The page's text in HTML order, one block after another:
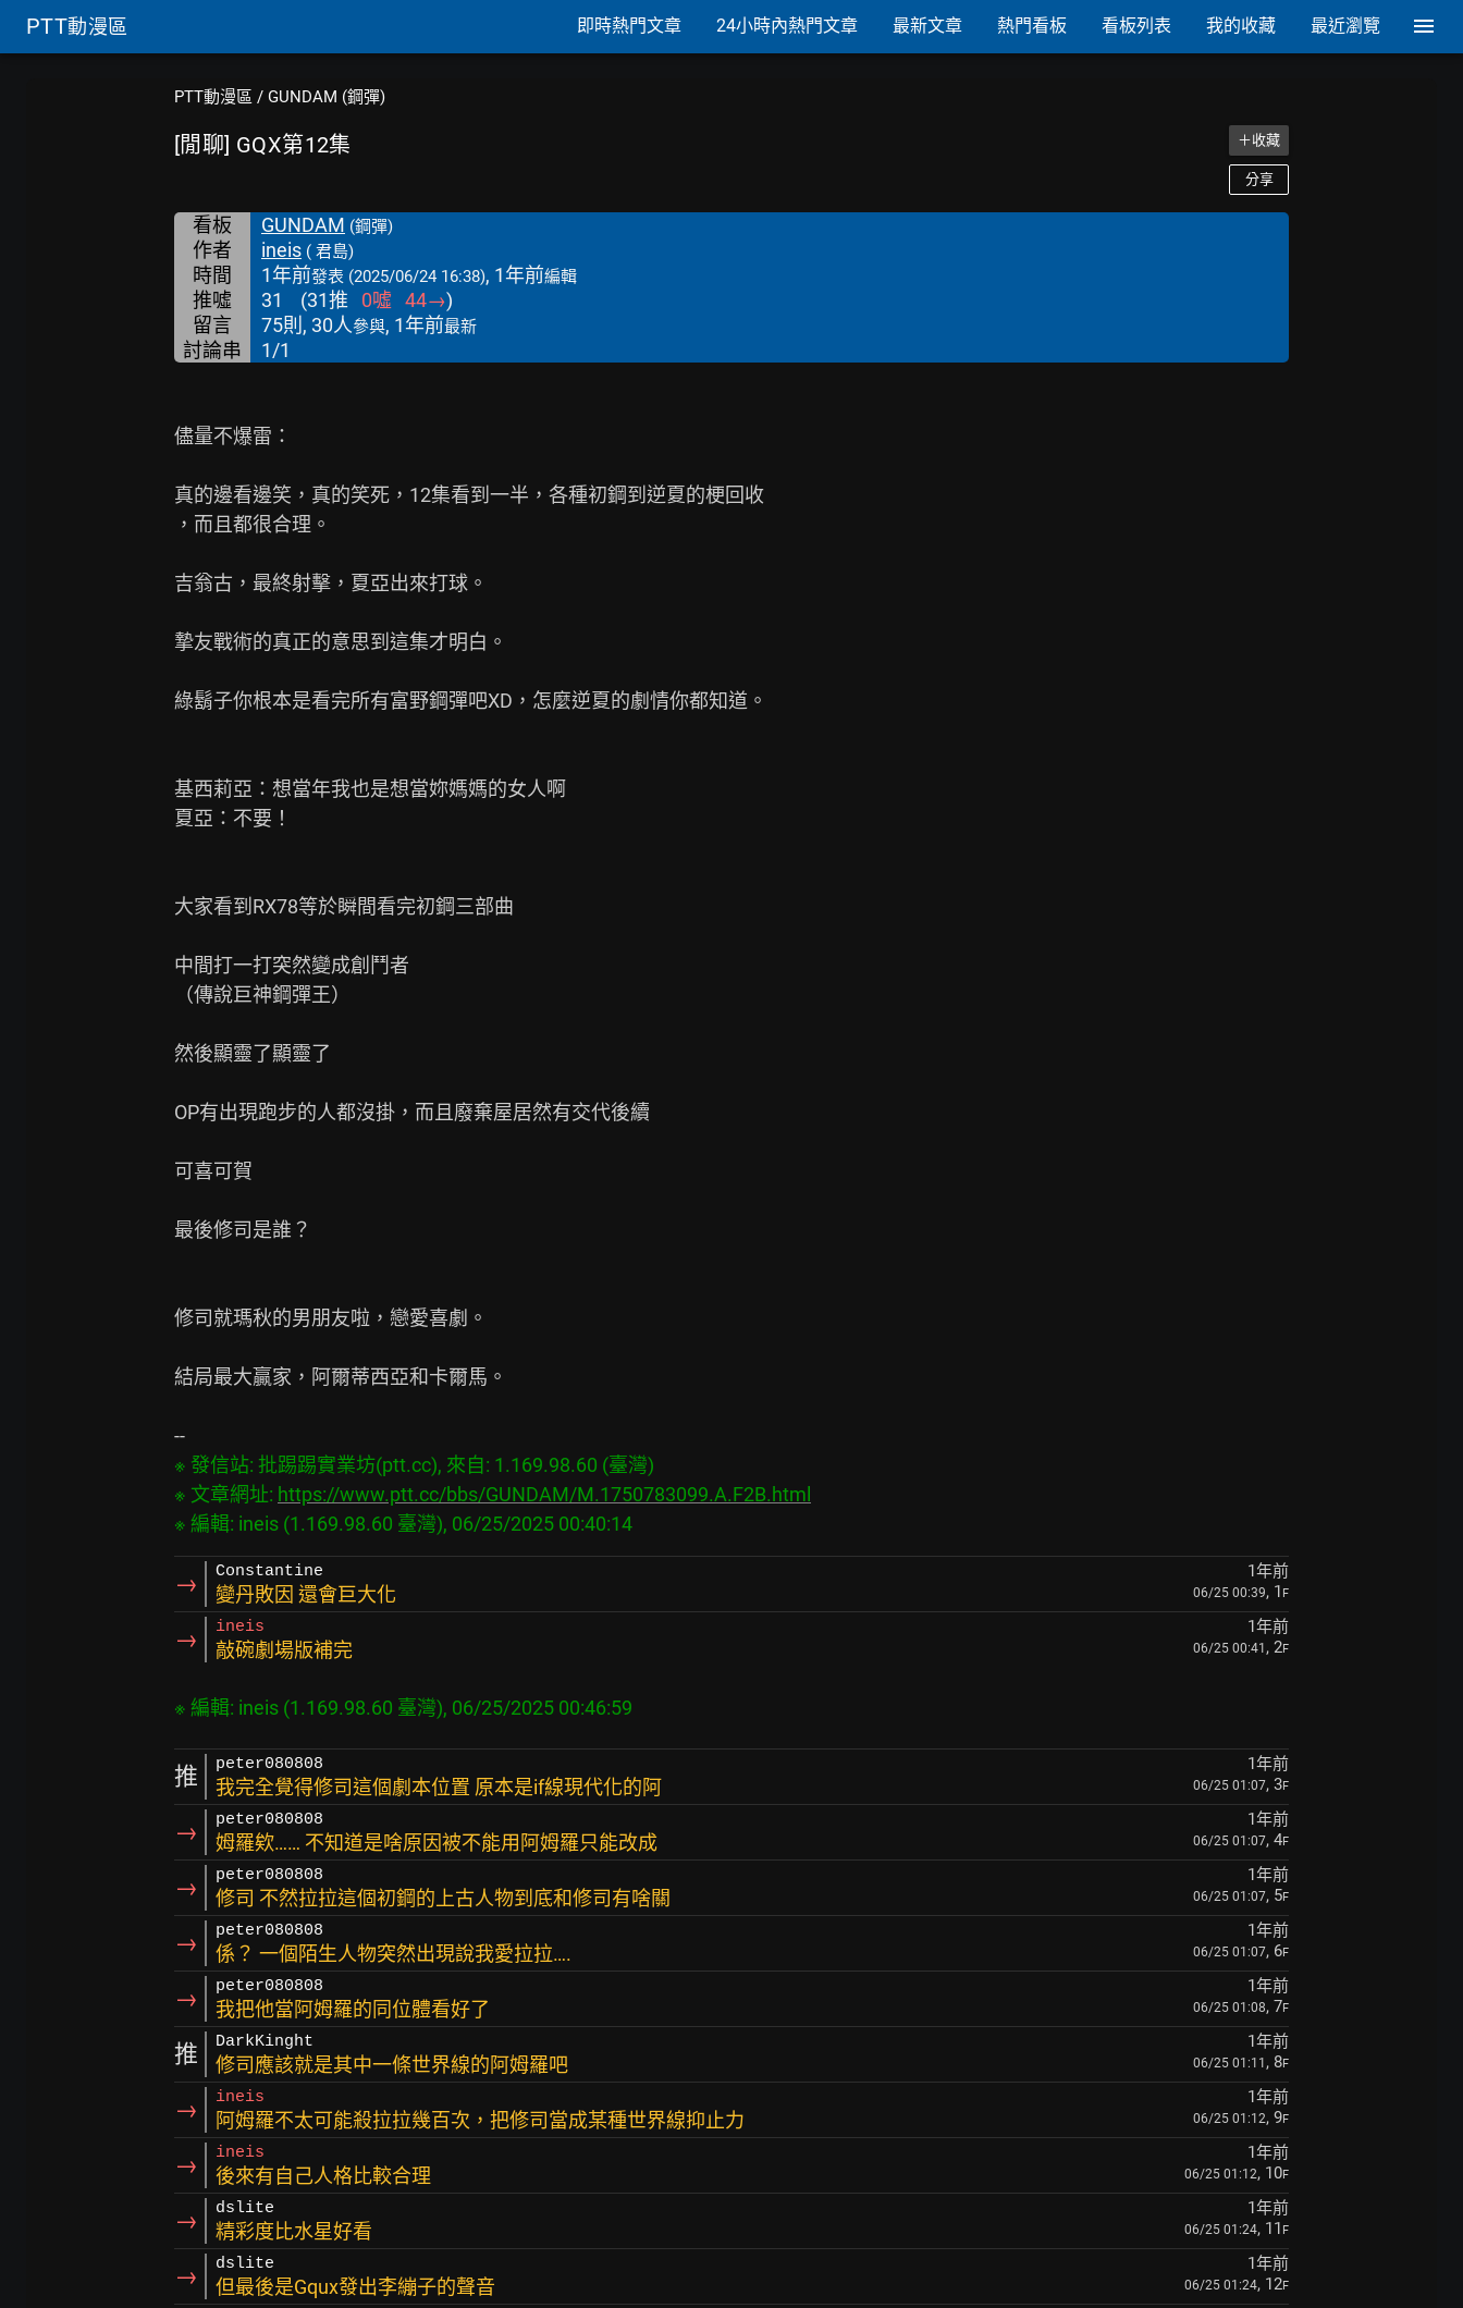
PTT動漫區 即時熱門文章 24小時內熱門文章 最新文章 熱門看板 看板列表 我的收藏 最近瀏覽
PTT動漫區 / GUNDAM (鋼彈)
[閒聊] GQX第12集 ＋收藏
分享
看板 GUNDAM (鋼彈)
作者 ineis ( 君島)
時間 1年前發表 (2025/06/24 16:38), 1年前編輯
推噓 31 (31推 0噓 44→)
留言
75則, 30人參與, 1年前最新
討論串 1/1
儘量不爆雷：
真的邊看邊笑，真的笑死，12集看到一半，各種初鋼到逆夏的梗回收
，而且都很合理。
吉翁古，最終射擊，夏亞出來打球。
摯友戰術的真正的意思到這集才明白。
綠鬍子你根本是看完所有富野鋼彈吧XD，怎麼逆夏的劇情你都知道。
基西莉亞：想當年我也是想當妳媽媽的女人啊
夏亞：不要！
大家看到RX78等於瞬間看完初鋼三部曲
中間打一打突然變成創鬥者
（傳說巨神鋼彈王）
然後顯靈了顯靈了
OP有出現跑步的人都沒掛，而且廢棄屋居然有交代後續
可喜可賀
最後修司是誰？
修司就瑪秋的男朋友啦，戀愛喜劇。
結局最大贏家，阿爾蒂西亞和卡爾馬。
※ 發信站: 批踢踢實業坊(ptt.cc), 來自: 1.169.98.60 (臺灣)
※ 文章網址: https://www.ptt.cc/bbs/GUNDAM/M.1750783099.A.F2B.html
→ Constantine 1年前
變丹敗因 還會巨大化 06/25 00:39, 1 F
→ ineis 1年前
敲碗劇場版補完 06/25 00:41 , 2F
推 peter080808 1年前
我完全覺得修司這個劇本位置 原本是if線現代化的阿 06/25 01:07, 3F
→ peter080808 1年前
姆羅欸…… 不知道是啥原因被不能用阿姆羅只能改成 06/25 01:07, 4F
→ peter080808 1年前
修司 不然拉拉這個初鋼的上古人物到底和修司有啥關 06/25 01:07, 5F
→ peter080808 1年前
係？ 一個陌生人物突然出現說我愛拉拉…. 06/25 01:07, 6F
→ peter080808 1年前
我把他當阿姆羅的同位體看好了 06/25 01:08, 7F
推 DarkKinght 1年前
修司應該就是其中一條世界線的阿姆羅吧 06/25 01:11 , 8F
→ ineis 1年前
阿姆羅不太可能殺拉拉幾百次，把修司當成某種世界線抑止力 06/25 01:12, 9F
→ ineis 1年前
後來有自己人格比較合理 06/25 01:12, 10F
→ dslite 1年前
精彩度比水星好看 06/25 01:24, 11 F
→ dslite 1年前
但最後是Gqux發出李繃子的聲音 06/25 01:24, 12F